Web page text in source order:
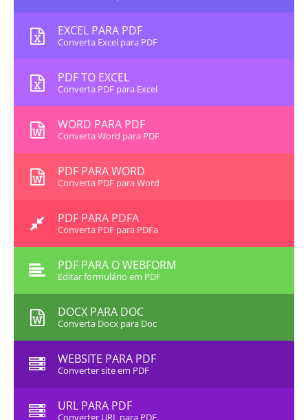
EXCEL PARA PDF
Converta Excel para PDF
PDF TO EXCEL
Converta PDF para Excel
WORD PARA PDF
Converta Word para PDF
PDF PARA WORD
Converta PDF para Word
PDF PARA PDFA
Converta PDF para PDFa
PDF PARA O WEBFORM
Editar formulário em PDF
DOCX PARA DOC
Converta Docx para Doc
WEBSITE PARA PDF
Converter site em PDF
URL PARA PDF
Converter URL para PDF